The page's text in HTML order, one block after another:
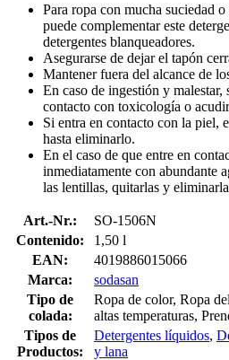
Para ropa con mucha suciedad
puede complementar este
detergentes blanqueadores.
Asegurarse de dejar el tapón
Mantener fuera del alcance de
En caso de ingestión y malestar,
contacto con toxicología o
Si entra en contacto con la piel,
hasta eliminarlo.
En el caso de que entre en
inmediatamente con abundante
las lentillas, quitarlas y
Art.-Nr.:
SO-1506N
Contenido:
1,50 l
EAN:
4019886015066
Marca:
sodasan
Tipo de
colada:
Ropa de color, Ropa
altas temperaturas,
Tipos de
Productos:
Detergentes líquidos,
y lana